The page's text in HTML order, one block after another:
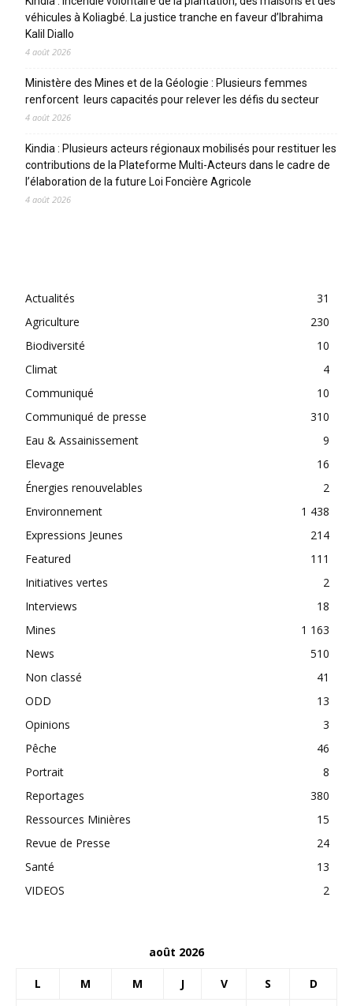
véhicules à Koliagbé. La justice tranche en faveur d’Ibrahima
Kalil Diallo
4 août 2026
Ministère des Mines et de la Géologie : Plusieurs femmes
renforcent leurs capacités pour relever les défis du secteur
4 août 2026
Kindia : Plusieurs acteurs régionaux mobilisés pour restituer les
contributions de la Plateforme Multi-Acteurs dans le cadre de
l’élaboration de la future Loi Foncière Agricole
4 août 2026
Actualités
31
Agriculture
230
Biodiversité
10
Climat
4
Communiqué
10
Communiqué de presse
310
Eau & Assainissement
9
Elevage
16
Énergies renouvelables
2
Environnement
1 438
Expressions Jeunes
214
Featured
111
Initiatives vertes
2
Interviews
18
Mines
1 163
News
510
Non classé
41
ODD
13
Opinions
3
Pêche
46
Portrait
8
Reportages
380
Ressources Minières
15
Revue de Presse
24
Santé
13
VIDEOS
2
août 2026
L M M J V S D